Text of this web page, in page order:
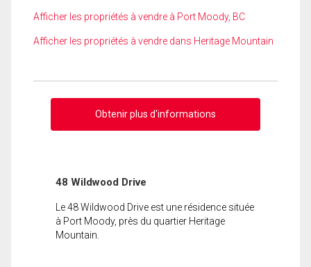
Afficher les propriétés à vendre à Port Moody, BC
Afficher les propriétés à vendre dans Heritage Mountain
Obtenir plus d'informations
48 Wildwood Drive
Le 48 Wildwood Drive est une résidence située
à Port Moody, près du quartier Heritage
Mountain.